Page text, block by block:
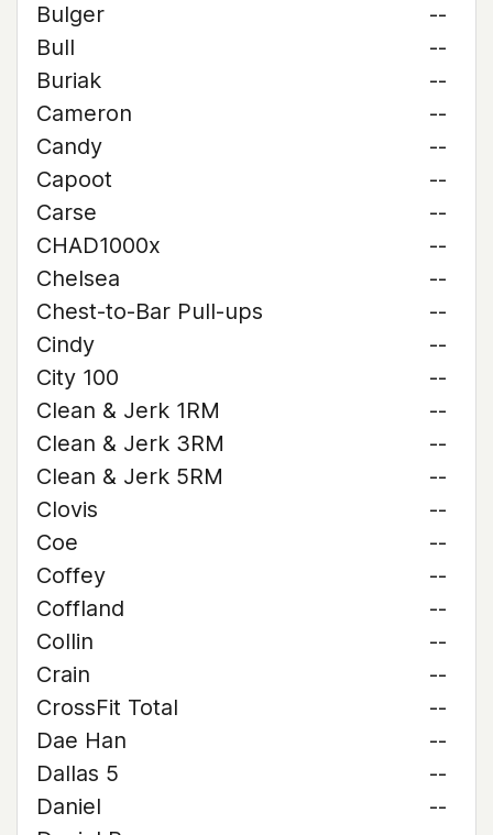
Bulger
--
Bull
--
Buriak
--
Cameron
--
Candy
--
Capoot
--
Carse
--
CHAD1000x
--
Chelsea
--
Chest-to-Bar Pull-ups
--
Cindy
--
City 100
--
Clean & Jerk 1RM
--
Clean & Jerk 3RM
--
Clean & Jerk 5RM
--
Clovis
--
Coe
--
Coffey
--
Coffland
--
Collin
--
Crain
--
CrossFit Total
--
Dae Han
--
Dallas 5
--
Daniel
--